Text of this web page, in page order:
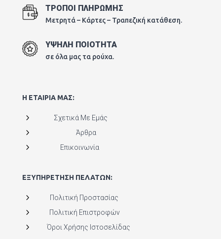
ΤΡΟΠΟΙ ΠΛΗΡΩΜΗΣ
Μετρητά – Κάρτες – Τραπεζική κατάθεση.
ΥΨΗΛΗ ΠΟΙΟΤΗΤΑ
σε όλα μας τα ρούχα.
Η ΕΤΑΙΡΙΑ ΜΑΣ:
5 Σχετικά Με Εμάς
5 Άρθρα
5 Επικοινωνία
ΕΞΥΠΗΡΕΤΗΣΗ ΠΕΛΑΤΩΝ:
5 Πολιτική Προστασίας
5 Πολιτική Επιστροφών
5 Όροι Χρήσης Ιστοσελίδας